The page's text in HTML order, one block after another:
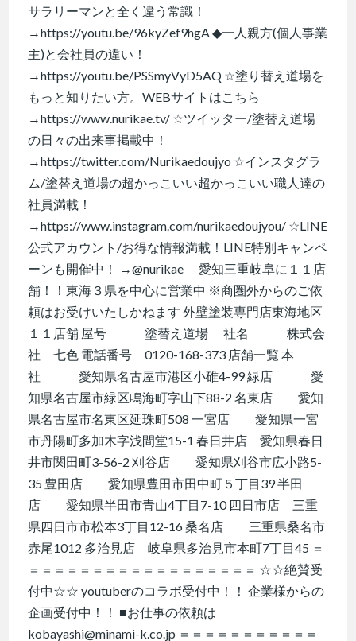
サラリーマンと全く違う常識！
→https://youtu.be/96kyZef9hgA ◆一人親方(個人事業
主)と会社員の違い！
→https://youtu.be/PSSmyVyD5AQ ☆塗り替え道場を
もっと知りたい方。WEBサイトはこちら
→https://www.nurikae.tv/ ☆ツイッター/塗替え道場
の日々の出来事掲載中！
→https://twitter.com/Nurikaedoujyo ☆インスタグラ
ム/塗替え道場の超かっこいい超かっこいい職人達の
社員満載！
→https://www.instagram.com/nurikaedoujyou/ ☆LINE
公式アカウント/お得な情報満載！LINE特別キャンペ
ーンも開催中！ →@nurikae 愛知三重岐阜に１１店
舗！！東海３県を中心に営業中 ※商圏外からのご依
頼はお受けいたしかねます 外壁塗装専門店東海地区
１１店舗 屋号 塗替え道場 社名 株式会
社 七色 電話番号 0120-168-373 店舗一覧 本
社 愛知県名古屋市港区小碓4-99 緑店 愛
知県名古屋市緑区鳴海町字山下88-2 名東店 愛知
県名古屋市名東区延珠町508 一宮店 愛知県一宮
市丹陽町多加木字浅間堂15-1 春日井店 愛知県春日
井市関田町3-56-2 刈谷店 愛知県刈谷市広小路5-
35 豊田店 愛知県豊田市田中町５丁目39 半田
店 愛知県半田市青山4丁目7-10 四日市店 三重
県四日市市松本3丁目12-16 桑名店 三重県桑名市
赤尾1012 多治見店 岐阜県多治見市本町7丁目45 ＝
＝＝＝＝＝＝＝＝＝＝＝＝＝＝＝＝＝＝ ☆☆絶賛受
付中☆☆ youtuberのコラボ受付中！！ 企業様からの
企画受付中！！ ■お仕事の依頼は
kobayashi@minami-k.co.jp ＝＝＝＝＝＝＝＝＝＝＝